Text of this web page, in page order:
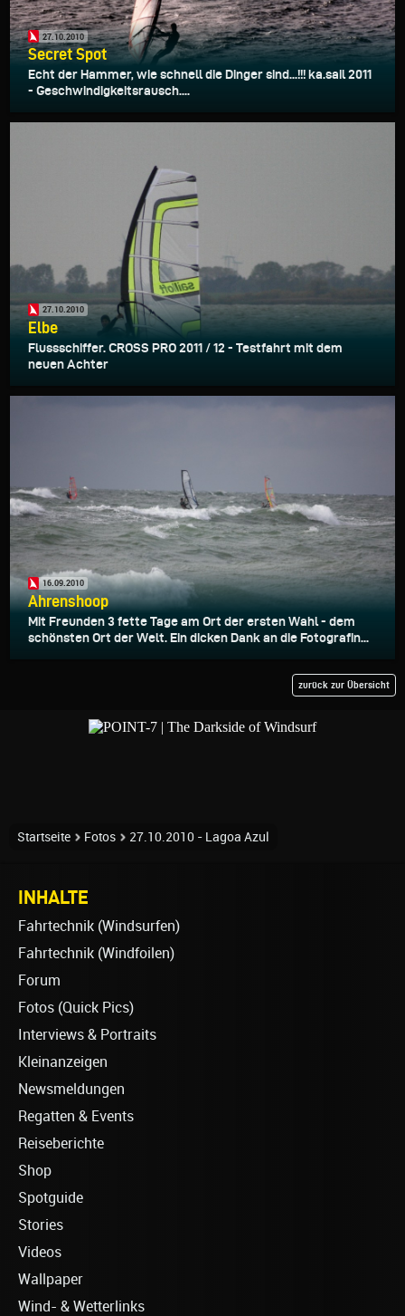
27.10.2010
Secret Spot
Echt der Hammer, wie schnell die Dinger sind...!!! ka.sail 2011
- Geschwindigkeitsrausch....
27.10.2010
Elbe
Flussschiffer. CROSS PRO 2011 / 12 - Testfahrt mit dem
neuen Achter
16.09.2010
Ahrenshoop
Mit Freunden 3 fette Tage am Ort der ersten Wahl - dem
schönsten Ort der Welt. Ein dicken Dank an die Fotografin...
zurück zur Übersicht
Startseite Fotos 27.10.2010 - Lagoa Azul
INHALTE
Fahrtechnik (Windsurfen)
Fahrtechnik (Windfoilen)
Forum
Fotos (Quick Pics)
Interviews & Portraits
Kleinanzeigen
Newsmeldungen
Regatten & Events
Reiseberichte
Shop
Spotguide
Stories
Videos
Wallpaper
Wind- & Wetterlinks